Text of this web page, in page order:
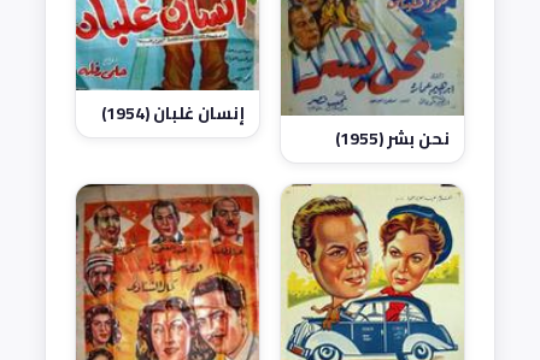
نحن بشر (1955)
إنسان غلبان (1954)